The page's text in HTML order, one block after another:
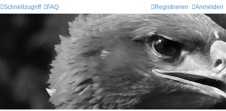
Schnellzugriff FAQ Anmelden
Registrieren